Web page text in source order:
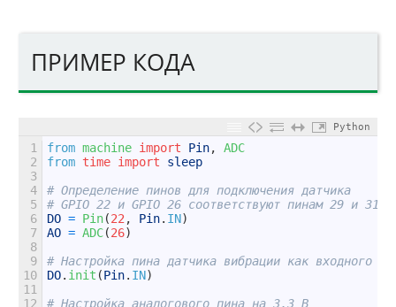
ПРИМЕР КОДА
Python
1
2
3
4
5
6
7
8
9
10
11
12
from machine import Pin,
ADC
from time import
sleep
# Определение пинов для подключения датчика
# GPIO 22 и GPIO 26 соответствуют пинам 29 и 31
DO = Pin(22 , Pin. IN)
AO = ADC(26)
# Настройка пина датчика вибрации как входного
DO. init (Pin. IN)
# Настройка аналогового пина на 3.3 В